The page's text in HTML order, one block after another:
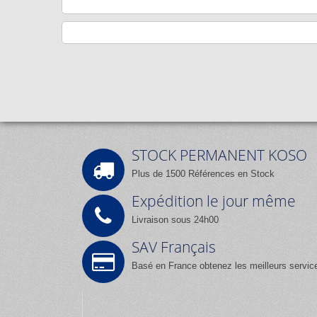
STOCK PERMANENT KOSO
Plus de 1500 Références en Stock
Expédition le jour même
Livraison sous 24h00
SAV Français
Basé en France obtenez les meilleurs